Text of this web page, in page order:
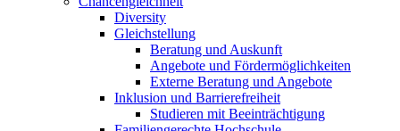
Diversity
Gleichstellung
Beratung und Auskunft
Angebote und Fördermöglichkeiten
Externe Beratung und Angebote
Inklusion und Barrierefreiheit
Studieren mit Beeinträchtigung